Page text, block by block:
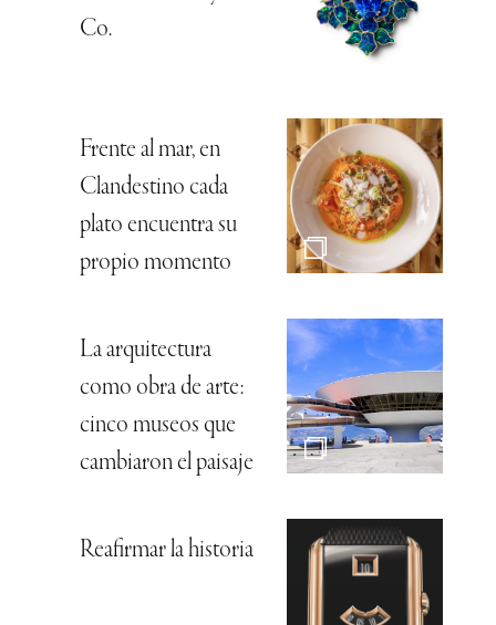
Co.
Frente al mar, en
Clandestino cada
plato encuentra su
propio momento
La arquitectura
como obra de arte:
cinco museos que
cambiaron el paisaje
Reafirmar la historia